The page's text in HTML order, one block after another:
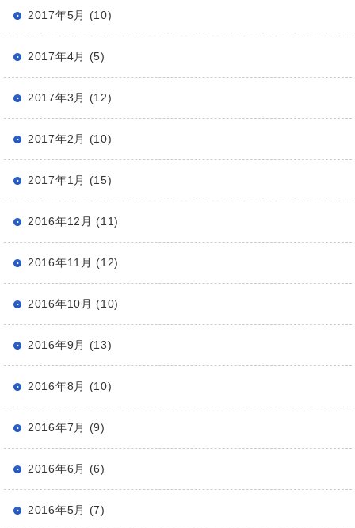
2017年5月 (10)
2017年4月 (5)
2017年3月 (12)
2017年2月 (10)
2017年1月 (15)
2016年12月 (11)
2016年11月 (12)
2016年10月 (10)
2016年9月 (13)
2016年8月 (10)
2016年7月 (9)
2016年6月 (6)
2016年5月 (7)